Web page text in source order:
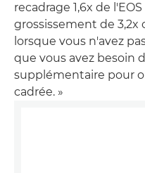
recadrage 1,6x de
grossissement de 3,2x
lorsque vous n'avez
que vous avez besoin
supplémentaire pour
cadrée. »